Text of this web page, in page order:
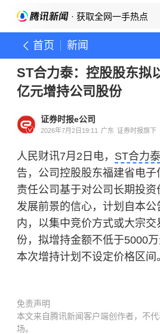
· 获取全网一手热点
首页 新闻
ST合力泰：控股股东拟
亿元增持公司股份
证券时报e公司
2026年7月2日19:11 广东 证券时报旗下
人民财讯7月2日电， ST合力泰
告，公司控股股东福建省电
责任公司基于对公司长期投
发展前景的信心，计划自本公
内，以集中竞价方式或大宗
份，拟增持金额不低于5000万
本次增持计划不设定价格区间
免责声明
本文来自腾讯新闻客户端创作者，不
场。